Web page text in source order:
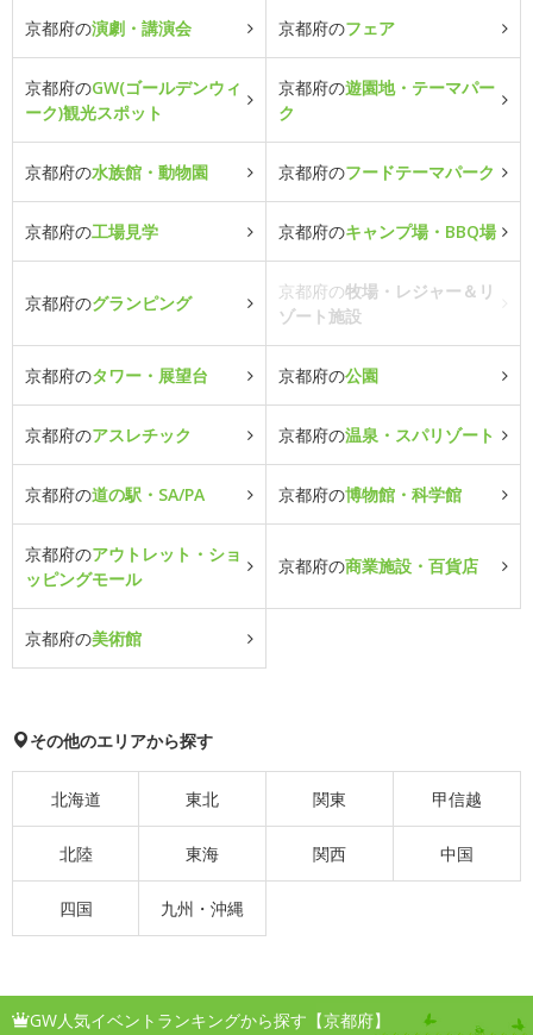
京都府の演劇・講演会 京都府のフェア
京都府のGW(ゴールデンウィ
ーク)観光スポット
京都府の遊園地・テーマパー
ク
京都府の水族館・動物園 京都府のフードテーマパーク
京都府の工場見学 京都府のキャンプ場・BBQ場
京都府のグランピング
京都府の牧場・レジャー＆リ
ゾート施設
京都府のタワー・展望台 京都府の公園
京都府のアスレチック 京都府の温泉・スパリゾート
京都府の道の駅・SA/PA 京都府の博物館・科学館
京都府のアウトレット・ショ
ッピングモール
京都府の商業施設・百貨店
京都府の美術館
その他のエリアから探す
北海道 東北 関東 甲信越
北陸 東海 関西 中国
四国 九州・沖縄
GW人気イベントランキングから探す【京都府】